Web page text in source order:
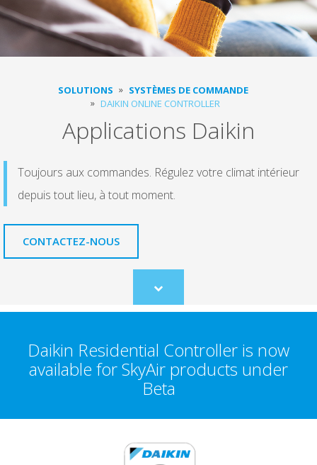
SOLUTIONS
SYSTÈMES DE COMMANDE
DAIKIN ONLINE CONTROLLER
Applications Daikin
Toujours aux commandes. Régulez votre climat intérieur
depuis tout lieu, à tout moment.
CONTACTEZ-NOUS
Scroll
to
Daikin Residential Controller is now
available for SkyAir products under
Beta